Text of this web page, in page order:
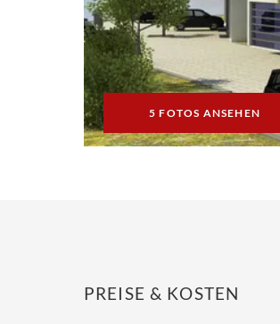
5 FOTOS ANSEHEN
PREISE & KOSTEN